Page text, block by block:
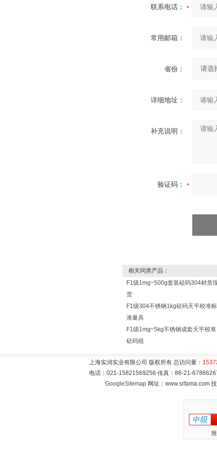
联系电话：
常用邮箱：
省份：
详细地址：
补充说明：
验证码：
相关同类产品：
F1级1mg~500g套装砝码304材质
货
F1级304不锈钢1kg砝码天平校准标
准量具
F1级1mg~5kg不锈钢成套天平校准
砝码组
上海实润实业有限公司 版权所有 总访问量：
电话：021-15821569256 传真：86-21-
GoogleSitemap网址：www.srfama.com